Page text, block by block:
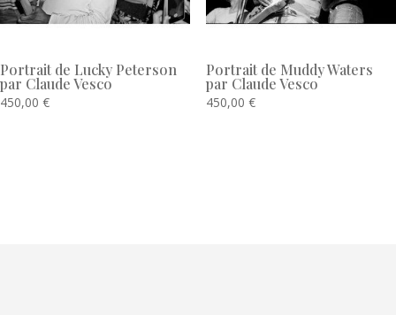
Portrait de Lucky Peterson
par Claude Vesco
450,00 €
Portrait de Muddy Waters
par Claude Vesco
450,00 €